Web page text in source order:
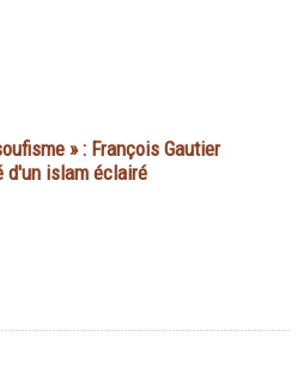
» : François Gautier
d'un islam éclairé